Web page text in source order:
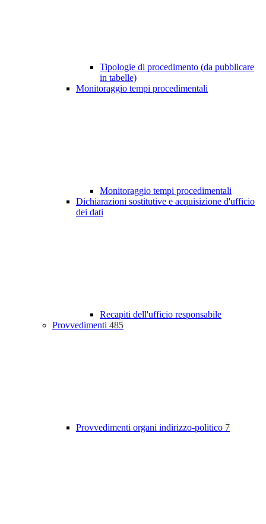
Tipologie di procedimento (da pubblicare
in tabelle)
Monitoraggio tempi procedimentali
Monitoraggio tempi procedimentali
Dichiarazioni sostitutive e acquisizione d'ufficio
dei dati
Recapiti dell'ufficio responsabile
Provvedimenti 485
Provvedimenti organi indirizzo-politico 7